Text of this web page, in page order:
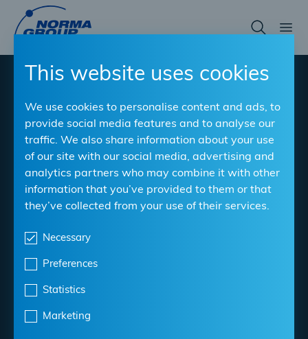
This website uses cookies
We use cookies to personalise content and ads, to
provide social media features and to analyse our
traffic. We also share information about your use
of our site with our social media, advertising and
analytics partners who may combine it with other
information that you’ve provided to them or that
they’ve collected from your use of their services.
Necessary
Preferences
Statistics
Marketing
content
NORMAFIX RS
Clips de retenue de tuyaux selon DIN 3016
: W1, W5 (W3, W4 sur demande)
Plages de serrage : 12, 15, 20 mm
Largeur de bande: 6 mm à 40 mm
Trouver un détaillant NORMA